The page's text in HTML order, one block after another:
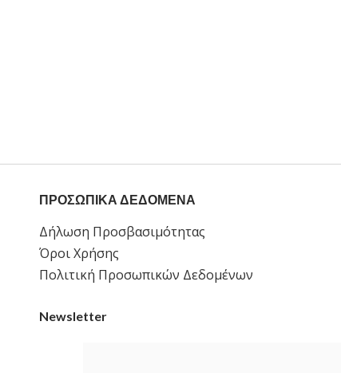
ΠΡΟΣΩΠΙΚΑ ΔΕΔΟΜΕΝΑ
Δήλωση Προσβασιμότητας
Όροι Χρήσης
Πολιτική Προσωπικών Δεδομένων
Newsletter